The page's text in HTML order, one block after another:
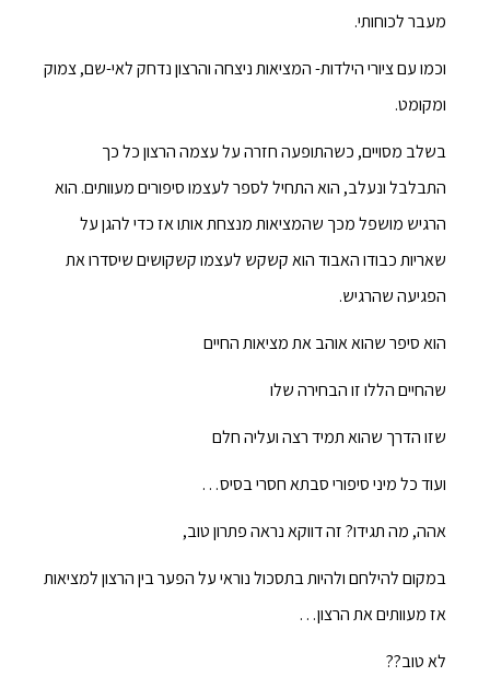
מעבר לכוחותי.
וכמו עם ציורי הילדות- המציאות ניצחה והרצון נדחק לאי-שם, צמוק
ומקומט.
בשלב מסויים, כשהתופעה חזרה על עצמה הרצון כל כך
התבלבל ונעלב, הוא התחיל לספר לעצמו סיפורים מעוותים. הוא
הרגיש מושפל מכך שהמציאות מנצחת אותו אז כדי להגן על
שאריות כבודו האבוד הוא קשקש לעצמו קשקושים שיסדרו את
הפגיעה שהרגיש.
הוא סיפר שהוא אוהב את מציאות החיים
שהחיים הללו זו הבחירה שלו
שזו הדרך שהוא תמיד רצה ועליה חלם
ועוד כל מיני סיפורי סבתא חסרי בסיס…
אהה, מה תגידו? זה דווקא נראה פתרון טוב,
במקום להילחם ולהיות בתסכול נוראי על הפער בין הרצון למציאות
אז מעוותים את הרצון…
לא טוב??